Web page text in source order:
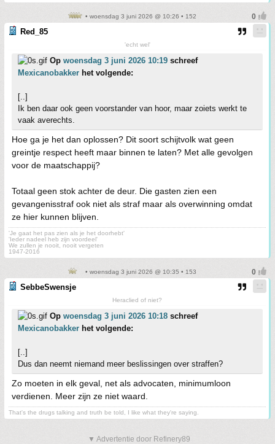
• woensdag 3 juni 2026 @ 10:26 • 152
Red_85
'echt wel'
Op woensdag 3 juni 2026 10:19 schreef
Mexicanobakker het volgende:
[..]
Ik ben daar ook geen voorstander van hoor, maar zoiets werkt te
vaak averechts.
Hoe ga je het dan oplossen? Dit soort schijtvolk wat geen
greintje respect heeft maar binnen te laten? Met alle gevolgen
voor de maatschappij?
Totaal geen stok achter de deur. Die gasten zien een
gevangenisstraf ook niet als straf maar als overwinning omdat
ze hier kunnen blijven.
'Je gaat het pas zien als je het doorhebt'
'Ieder nadeel heb zijn voordeel'
We zullen je nooit, nooit vergeten
1947-2016
• woensdag 3 juni 2026 @ 10:35 • 153
SebbeSwensje
Heraclied of niet?
Op woensdag 3 juni 2026 10:18 schreef
Mexicanobakker het volgende:
[..]
Dus dan neemt niemand meer beslissingen over straffen?
Zo moeten in elk geval, net als advocaten, minimumloon
verdienen. Meer zijn ze niet waard.
That's the drugs talking and truth be told, I like what they're saying.
▼ Advertentie door Refinery89